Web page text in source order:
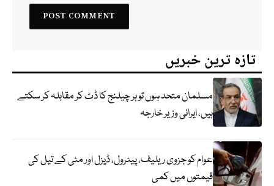
تازہ ترین خبریں
مسلمان متحد ہوں تو ہر چیلنج کا ڈٹ کر مقابلہ کر سکتے
ہیں، ایرانی وزیر خارجہ
عوام کو جزوی ریلیف، پیٹرول، ڈیزل اور مٹی کے تیل کی
قیمتوں میں کمی